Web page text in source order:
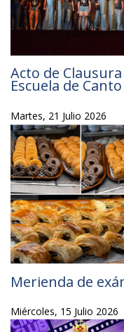
Acto de
Escuela de
Martes, 21 Julio 2026
Merienda de
Miércoles, 15 Julio 2026